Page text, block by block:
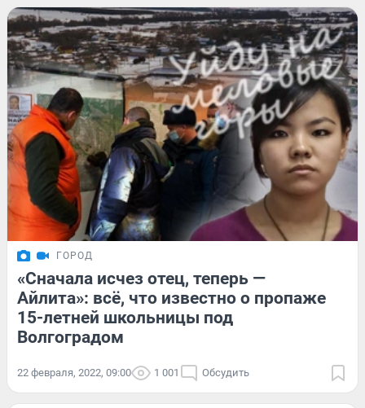
ГОРОД
«Сначала исчез отец, теперь —
Айлита»: всё, что известно о пропаже
15-летней школьницы под
Волгоградом
22 февраля, 2022, 09:00 1 001 Обсудить